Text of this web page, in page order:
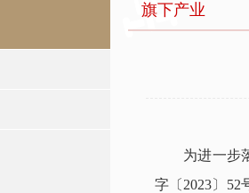
旗下产业
为进一步
字〔2023〕